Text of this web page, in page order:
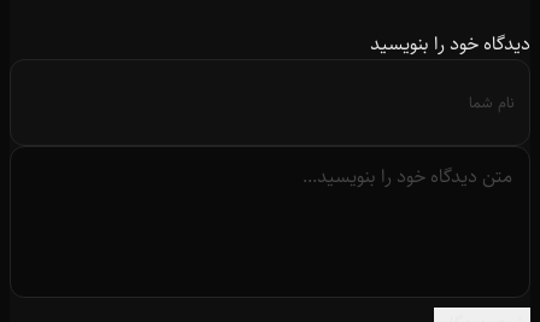
دیدگاه خود را بنویسید